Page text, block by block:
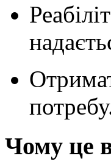
Чому це